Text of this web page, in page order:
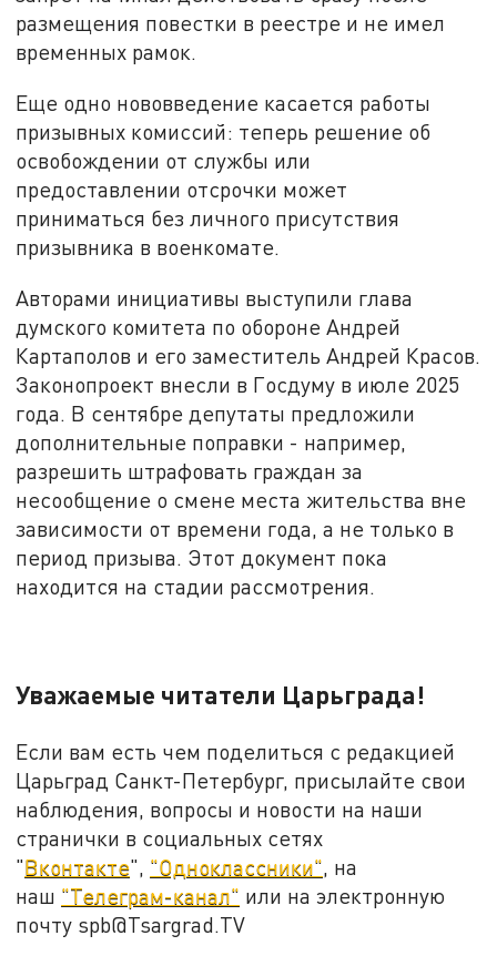
размещения повестки в реестре и не имел
временных рамок.
Еще одно нововведение касается работы
призывных комиссий: теперь решение об
освобождении от службы или
предоставлении отсрочки может
приниматься без личного присутствия
призывника в военкомате.
Авторами инициативы выступили глава
думского комитета по обороне Андрей
Картаполов и его заместитель Андрей Красов.
Законопроект внесли в Госдуму в июле 2025
года. В сентябре депутаты предложили
дополнительные поправки - например,
разрешить штрафовать граждан за
несообщение о смене места жительства вне
зависимости от времени года, а не только в
период призыва. Этот документ пока
находится на стадии рассмотрения.
Уважаемые читатели Царьграда!
Если вам есть чем поделиться с редакцией
Царьград Санкт-Петербург, присылайте свои
наблюдения, вопросы и новости на наши
странички в социальных сетях
"Вконтакте", "Одноклассники" , на
наш "Телеграм-канал" или на электронную
почту spb@Tsargrad.TV